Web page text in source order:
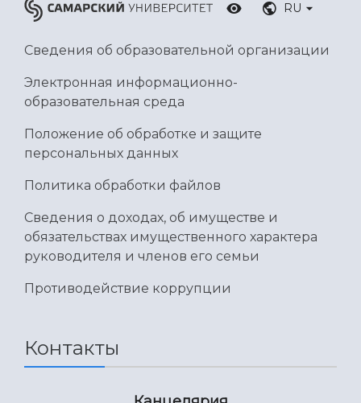
RU
Сведения об образовательной организации
Электронная информационно-
образовательная среда
Положение об обработке и защите
персональных данных
Политика обработки файлов
Сведения о доходах, об имуществе и
обязательствах имущественного характера
руководителя и членов его семьи
Противодействие коррупции
Контакты